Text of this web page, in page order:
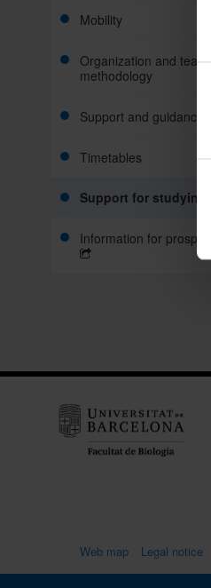
Mobility
Organization and
methodology
Support and guidance
Timetables
Support for studying
Information for
Web map Legal notice